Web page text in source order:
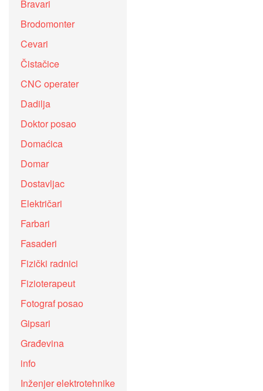
Bravari
Brodomonter
Cevari
Čistačice
CNC operater
Dadilja
Doktor posao
Domaćica
Domar
Dostavljac
Električari
Farbari
Fasaderi
Fizički radnici
Fizioterapeut
Fotograf posao
Gipsari
Građevina
info
Inženjer elektrotehnike